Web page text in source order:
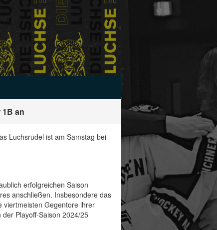
an
Luchsrudel ist am Samstag bei
erfolgreichen Saison
anschließen. Insbesondere das
viertmeisten Gegentore ihrer
Playoff-Saison 2024/25